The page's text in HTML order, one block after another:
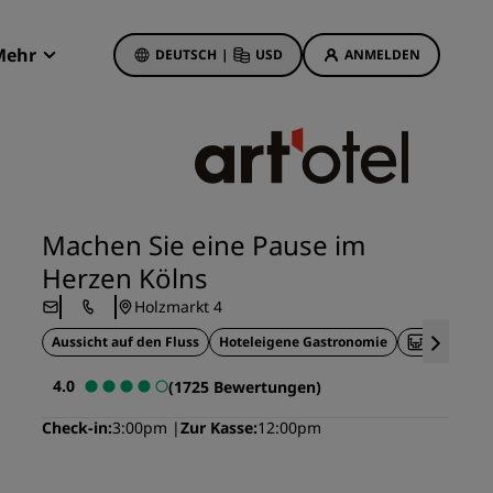
DEUTSCH | USD ANMELDEN
Hotelangebote
Bonus für die erste Buchung
Deals of the Day
Im Voraus buchen
Unsere Angebote anzeigen
Machen Sie eine Pause im
Herzen Kölns
Holzmarkt 4
Aussicht auf den Fluss Hoteleigene Gastronomie
4.0
(1725 Bewertungen)
Check-in 3:00pm Zur Kasse 12:00pm